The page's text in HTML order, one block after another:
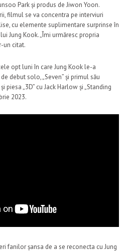
Park și produs de Jiwon Yoon.
filmul se va concentra pe interviuri
cu elemente suplimentare surprinse în
Jung Kook. „Îmi urmăresc propria
un citat.
opt luni în care Jung Kook le-a
debut solo, „Seven” și primul său
piesa „3D” cu Jack Harlow și „Standing
2023.
fanilor șansa de a se reconecta cu Jung